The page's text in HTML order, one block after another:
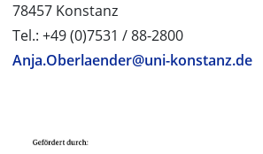
78457 Konstanz
Tel.: +49 (0)7531 / 88-2800
Anja.Oberlaender@uni-konstanz.de